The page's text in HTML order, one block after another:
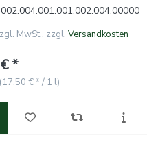
002.004.001.001.002.004.00000
MwSt., zzgl. Versandkosten
*
€ * / 1 l)